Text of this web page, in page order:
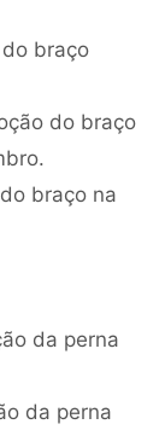
braço
do braço
braço na
da perna
da perna